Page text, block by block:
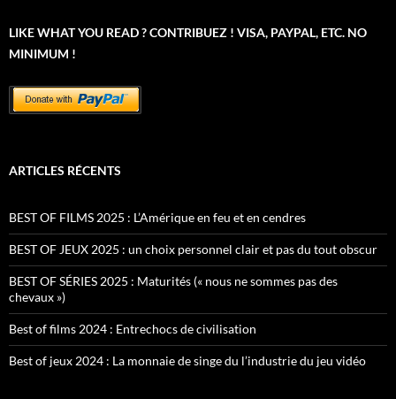
LIKE WHAT YOU READ ? CONTRIBUEZ ! VISA, PAYPAL, ETC. NO
MINIMUM !
ARTICLES RÉCENTS
BEST OF FILMS 2025 : L’Amérique en feu et en cendres
BEST OF JEUX 2025 : un choix personnel clair et pas du tout obscur
BEST OF SÉRIES 2025 : Maturités (« nous ne sommes pas des
chevaux »)
Best of films 2024 : Entrechocs de civilisation
Best of jeux 2024 : La monnaie de singe du l’industrie du jeu vidéo